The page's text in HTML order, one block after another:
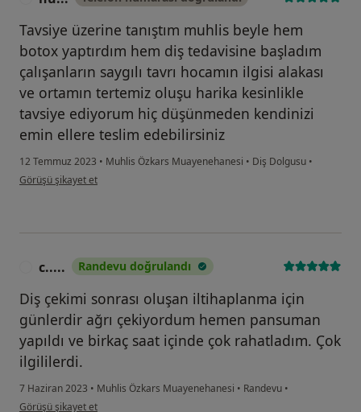
Tavsiye üzerine tanıştım muhlis beyle hem
botox yaptırdım hem diş tedavisine başladım
çalışanların saygılı tavrı hocamın ilgisi alakası
ve ortamın tertemiz oluşu harika kesinlikle
tavsiye ediyorum hiç düşünmeden kendinizi
emin ellere teslim edebilirsiniz
12 Temmuz 2023 • Muhlis Özkars Muayenehanesi • Diş Dolgusu •
kullanıcının görüşüne göre hü...
Görüşü şikayet et
c..... Randevu doğrulandı
Diş çekimi sonrası oluşan iltihaplanma için
günlerdir ağrı çekiyordum hemen pansuman
yapıldı ve birkaç saat içinde çok rahatladım. Çok
ilgililerdi.
7 Haziran 2023 • Muhlis Özkars Muayenehanesi • Randevu •
kullanıcının görüşüne göre c.....
Görüşü şikayet et